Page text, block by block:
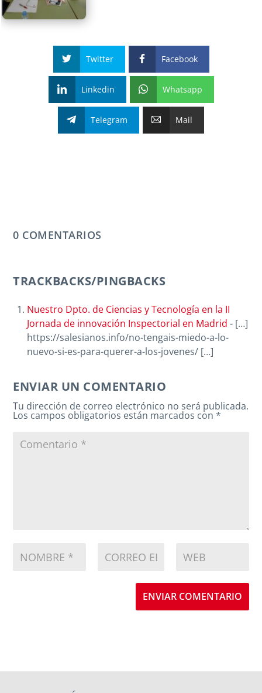
Twitter Facebook
Linkedin Whatsapp
Telegram Mail
0 COMENTARIOS
TRACKBACKS/PINGBACKS
Nuestro Dpto. de Ciencias y Tecnología en la II
Jornada de innovación Inspectorial en Madrid - […]
https://salesianos.info/no-tengais-miedo-a-lo-
nuevo-si-es-para-querer-a-los-jovenes/ […]
ENVIAR UN COMENTARIO
Tu dirección de correo electrónico no será publicada.
Los campos obligatorios están marcados con*
ENVIAR COMENTARIO